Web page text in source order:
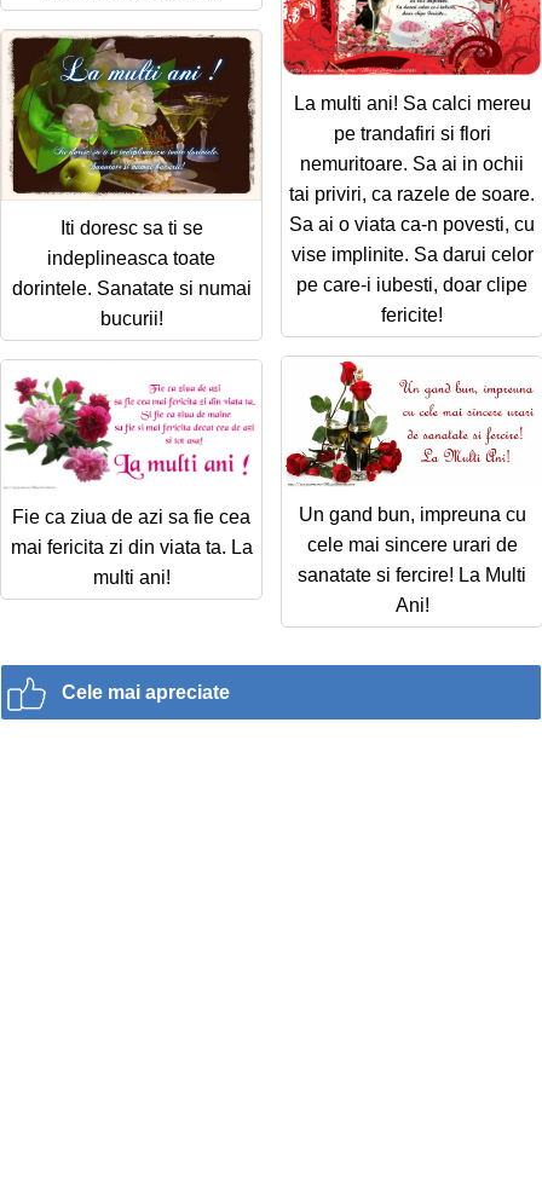
La multi ani! Sa calci mereu
pe trandafiri si flori
nemuritoare. Sa ai in ochii
tai priviri, ca razele de soare.
Sa ai o viata ca-n povesti, cu
vise implinite. Sa darui celor
pe care-i iubesti, doar clipe
fericite!
Iti doresc sa ti se
indeplineasca toate
dorintele. Sanatate si numai
bucurii!
Un gand bun, impreuna cu
cele mai sincere urari de
sanatate si fercire! La Multi
Ani!
Fie ca ziua de azi sa fie cea
mai fericita zi din viata ta. La
multi ani!
Cele mai apreciate